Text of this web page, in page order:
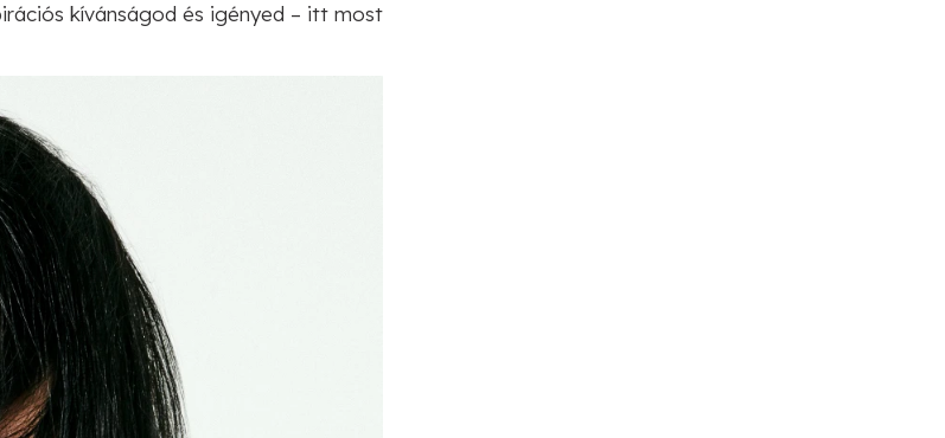
kívánságod és igényed – itt most